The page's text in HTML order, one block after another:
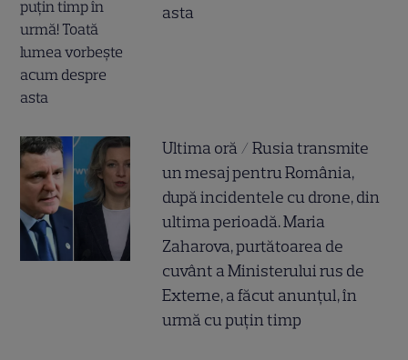
asta
Ultima oră / Rusia transmite
un mesaj pentru România,
după incidentele cu drone, din
ultima perioadă. Maria
Zaharova, purtătoarea de
cuvânt a Ministerului rus de
Externe, a făcut anunțul, în
urmă cu puțin timp